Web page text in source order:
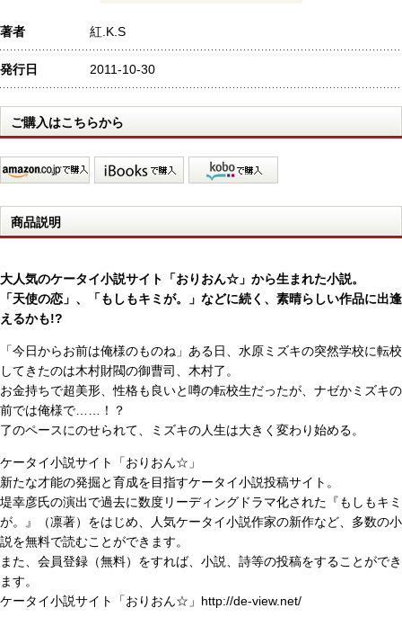
著者 紅.K.S
発行日 2011-10-30
ご購入はこちらから
商品説明
大人気のケータイ小説サイト「おりおん☆」から生まれた小説。
「天使の恋」、「もしもキミが。」などに続く、素晴らしい作品に出逢
えるかも!?
「今日からお前は俺様のものね」ある日、水原ミズキの突然学校に転校
してきたのは木村財閥の御曹司、木村了。
お金持ちで超美形、性格も良いと噂の転校生だったが、ナゼかミズキの
前では俺様で……！？
了のペースにのせられて、ミズキの人生は大きく変わり始める。
ケータイ小説サイト「おりおん☆」
新たな才能の発掘と育成を目指すケータイ小説投稿サイト。
堤幸彦氏の演出で過去に数度リーディングドラマ化された『もしもキミ
が。』（凛著）をはじめ、人気ケータイ小説作家の新作など、多数の小
説を無料で読むことができます。
また、会員登録（無料）をすれば、小説、詩等の投稿をすることができ
ます。
ケータイ小説サイト「おりおん☆」http://de-view.net/